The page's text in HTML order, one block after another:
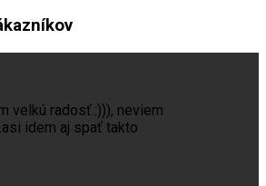
velkú radosť.:))), neviem
idem aj spať takto